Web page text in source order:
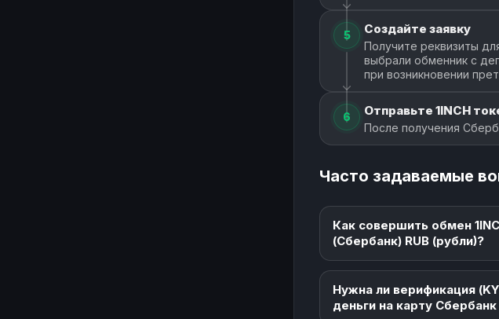
5 Создайте заявку
Получите реквизиты
выбрали обменник с
при возникновении
6 Отправьте 1INCH
После получения
Часто задаваемые
Как совершить обмен
(Сбербанк) RUB (рубли)?
Нужна ли верификация
деньги на карту